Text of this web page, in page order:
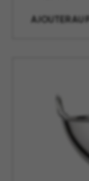
AJOUTER AU